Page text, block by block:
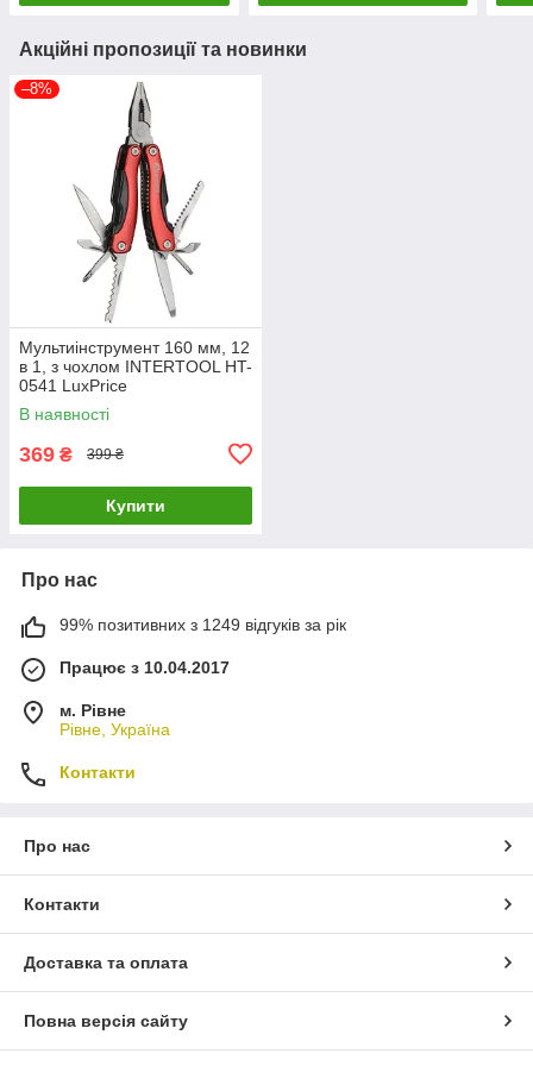
Акційні пропозиції та новинки
–8%
Мультиінструмент 160 мм, 12
в 1, з чохлом INTERTOOL HT-
0541 LuxPrice
В наявності
369 ₴ 399 ₴
Купити
Про нас
99% позитивних з 1249 відгуків за рік
Працює з 10.04.2017
м. Рівне
Рівне, Україна
Контакти
Про нас
Контакти
Доставка та оплата
Повна версія сайту